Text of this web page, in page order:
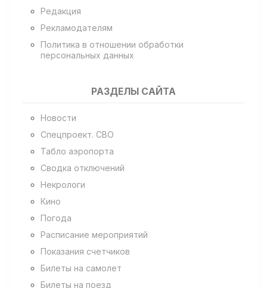
Редакция
Рекламодателям
Политика в отношении обработки
персональных данных
РАЗДЕЛЫ САЙТА
Новости
Спецпроект. СВО
Табло аэропорта
Сводка отключений
Некрологи
Кино
Погода
Расписание мероприятий
Показания счетчиков
Билеты на самолет
Билеты на поезд